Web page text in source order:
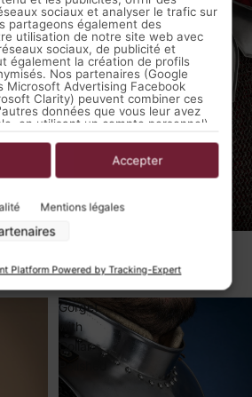
Champion
Polished
$159.99 USD
Gorget
with
Collar
sociaux et analyser le trafic sur
partageons également des
utilisation de notre site web avec
sociaux, de publicité et
également la création de profils
Nos partenaires (Google
Microsoft Advertising Facebook
Clarity) peuvent combiner ces
données que vous leur avez
en utilisant un compte personnel)
des données d'utilisation
Vous pouvez révoquer
l'utilisation des cookies et des
des données par nos partenaires :
à des informations sur un appareil
pour sélectionner la publicité
la publicité personnalisée
sélectionner des publicités personnalisées
personnalisés
sélectionner des contenus personnalisés
des publicités
des contenus
par le biais de statistiques ou de
Mentions légales
Accepter
Platform Powered by Tracking-Expert